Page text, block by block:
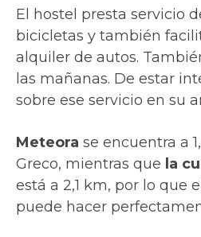
El hostel presta servicio
bicicletas y también
alquiler de autos.
las mañanas. De estar
sobre ese servicio en su
Meteora se encuentra a
Greco, mientras que la
está a 2,1 km, por lo que
puede hacer